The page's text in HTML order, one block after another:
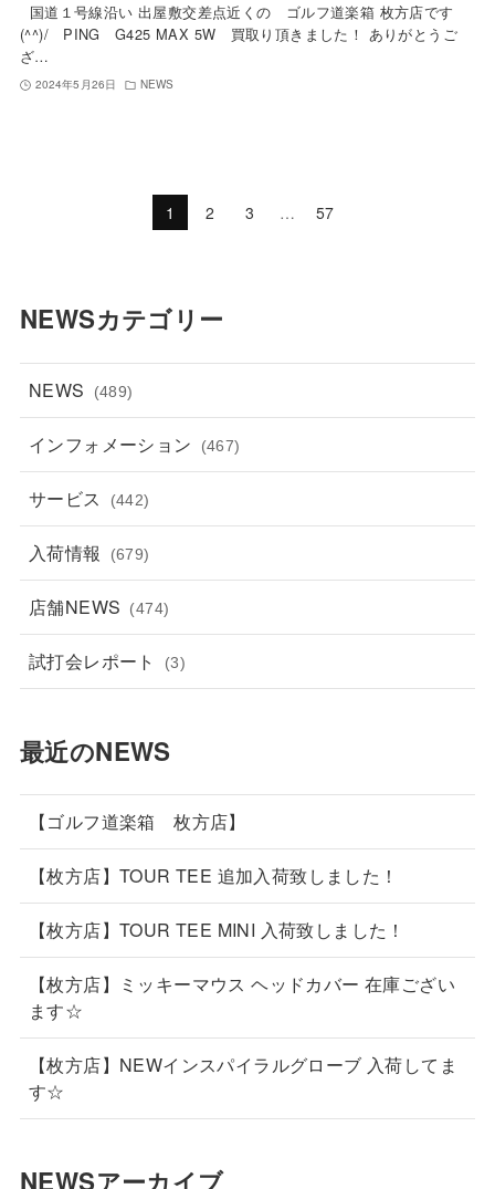
国道１号線沿い 出屋敷交差点近くの ゴルフ道楽箱 枚方店です
(^^)/ PING G425 MAX 5W 買取り頂きました！ ありがとうご
ざ…
2024年5月26日 NEWS
1 2 3 … 57
NEWSカテゴリー
NEWS (489)
インフォメーション (467)
サービス (442)
入荷情報 (679)
店舗NEWS (474)
試打会レポート (3)
最近のNEWS
【ゴルフ道楽箱 枚方店】
【枚方店】TOUR TEE 追加入荷致しました！
【枚方店】TOUR TEE MINI 入荷致しました！
【枚方店】ミッキーマウス ヘッドカバー 在庫ござい
ます☆
【枚方店】NEWインスパイラルグローブ 入荷してま
す☆
NEWSアーカイブ